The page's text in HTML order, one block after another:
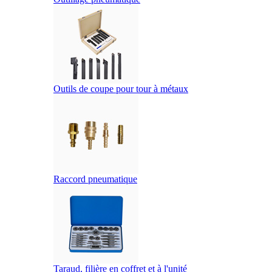
Outils de coupe pour tour à métaux
Raccord pneumatique
Taraud, filière en coffret et à l'unité